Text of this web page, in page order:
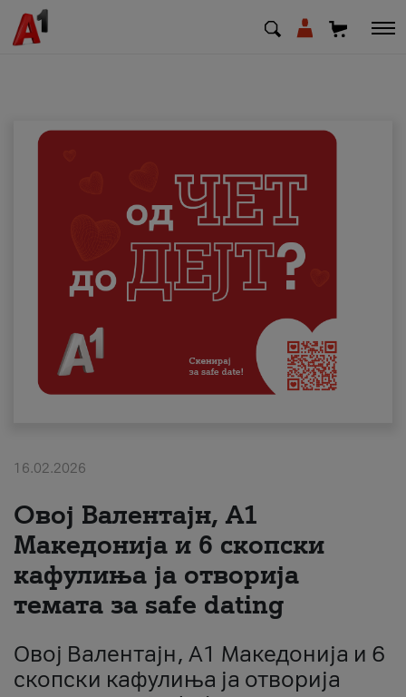
Деловни
Поддршка
Надополни кредит
Плати сметка
#ПодобарОнлајн
16.02.2026
Овој Валентајн, A1
Македонија и 6 скопски
кафулиња ја отворија
темата за safe dating
Овој Валентајн, A1 Македонија и 6
скопски кафулиња ја отворија